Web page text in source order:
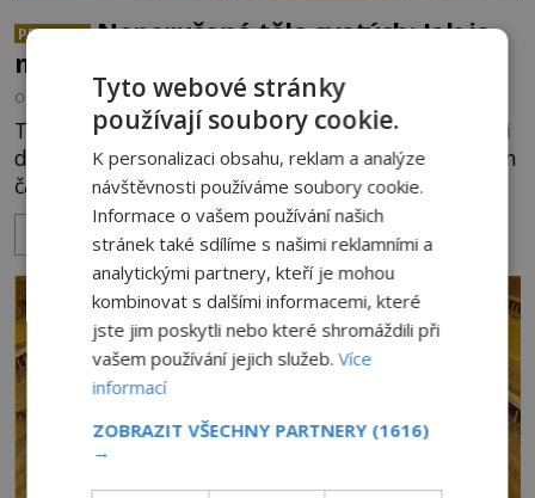
PREMIUM Neporušená těla svatých: Jak je
možné, že vzdorují času?
OD EVA SOUKUPOVÁ 6.8.2026 3.3TIS
Těla mnohých světců se zázračně nerozkládají ani
desítky či stovky let po jejich smrti, ačkoliv na nich
často nebylo provedeno balzamování či jiné
pokusy o konzervaci. Neporušené ostatky bývají
považovány za důkaz svatosti zemřelých. Jaké
tajemné síly těla významných náboženských
osobností ochraňují? Na hřbitově u kláštera
Milosrdných
ZOBRAZIT VÍCE
Tyto webové stránky
používají soubory cookie.
K personalizaci obsahu, reklam a analýze
návštěvnosti používáme soubory cookie.
Informace o vašem používání našich
stránek také sdílíme s našimi reklamními a
analytickými partnery, kteří je mohou
kombinovat s dalšími informacemi, které
jste jim poskytli nebo které shromáždili při
vašem používání jejich služeb.Více
informací
ZOBRAZIT VŠECHNY PARTNERY (1616)
→